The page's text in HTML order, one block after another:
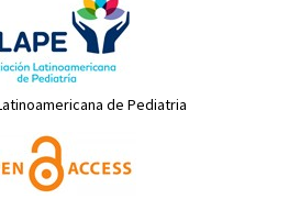
de Pediatria